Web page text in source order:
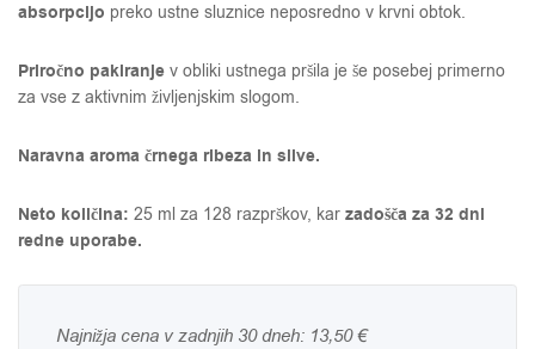
absorpcijo preko ustne sluznice neposredno v krvni obtok.
Priročno pakiranje v obliki ustnega pršila je še posebej primerno
za vse z aktivnim življenjskim slogom.
Naravna aroma črnega ribeza in slive.
Neto količina: 25 ml za 128 razprškov, kar zadošča za 32 dni
redne uporabe.
Najnižja cena v zadnjih 30 dneh: 13,50€